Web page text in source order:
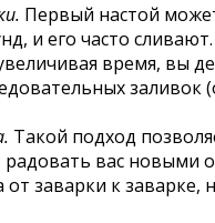
Первый настой
и его часто
время, вы
заливок
Такой подход
радовать вас новыми
от заварки к заварке,